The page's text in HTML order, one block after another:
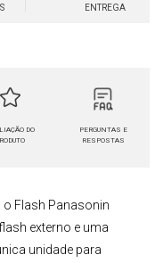
ENTREGA
DO
PERGUNTAS E
RESPOSTAS
o Flash Panasonin
externo e uma
unidade para